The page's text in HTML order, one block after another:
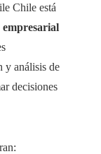
Chile está
empresarial
y análisis de
decisiones